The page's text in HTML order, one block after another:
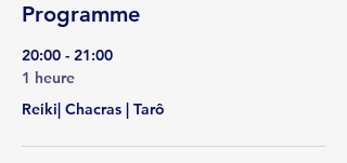
Programme
20:00 - 21:00
1 heure
Reiki| Chacras | Tarô